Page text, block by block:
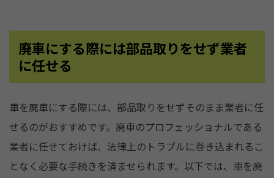
廃車にする際には部品取りをせず業者
に任せる
車を廃車にする際には、部品取りをせずそのまま業者に任
せるのがおすすめです。廃車のプロフェッショナルである
業者に任せておけば、法律上のトラブルに巻き込まれるこ
となく必要な手続きを済ませられます。以下では、車を廃